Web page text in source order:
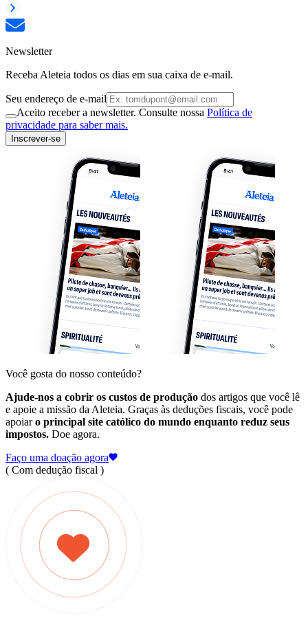
Newsletter
Receba Aleteia todos os dias em sua caixa de e-mail.
Seu endereço de e-mail
Aceito receber a newsletter. Consulte nossa Política de
privacidade para saber mais.
Inscrever-se
Você gosta do nosso conteúdo?
Ajude-nos a cobrir os custos de produção dos artigos que você lê
e apoie a missão da Aleteia. Graças às deduções fiscais, você pode
apoiaro principal site católico do mundo enquanto reduz seus
impostos. Doe agora.
Faço uma doação agora
( Com dedução fiscal )